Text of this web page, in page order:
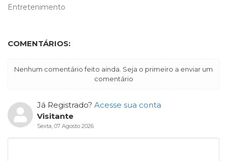
Entretenimento
COMENTÁRIOS:
Nenhum comentário feito ainda. Seja o primeiro a enviar um
comentário
Já Registrado? Acesse sua conta
Visitante
Sexta, 07 Agosto 2026